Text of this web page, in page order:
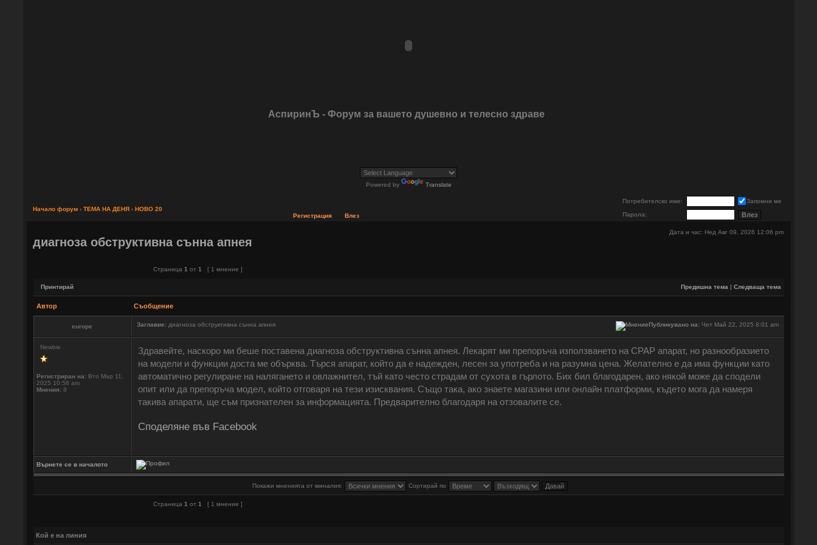
АспиринЪ - Форум за вашето душевно и телесно здраве
Powered by Translate
Потребителско име:
Запомни ме
Парола:
Начало форум ‹ ТЕМА НА ДЕНЯ ‹ НОВО 20
Регистрация
Влез
Дата и час: Нед Авг 09, 2026 12:06 pm
диагноза обструктивна сънна апнея
Страница 1 от 1 [ 1 мнение ]
Принтирай Предишна тема | Следваща тема
Автор Съобщение
europe Заглавие:диагноза обструктивна сънна апнея Публикувано на:Чет Май 22, 2025 8:01 am
Newbie
Регистриран на:Вто Мар 11,
2025 10:58 am
Мнения:8
Здравейте, наскоро ми беше поставена диагноза обструктивна сънна апнея. Лекарят ми препоръча използването на CPAP апарат, но разнообразието
на модели и функции доста ме обърква. Търся апарат, който да е надежден, лесен за употреба и на разумна цена. Желателно е да има функции като
автоматично регулиране на налягането и овлажнител, тъй като често страдам от сухота в гърлото. Бих бил благодарен, ако някой може да сподели
опит или да препоръча модел, който отговаря на тези изисквания. Също така, ако знаете магазини или онлайн платформи, където мога да намеря
такива апарати, ще съм признателен за информацията. Предварително благодаря на отзовалите се.
Споделяне във Facebook
Върнете се в началото
Покажи мненията от миналия: Сортирай по
Страница 1 от 1 [ 1 мнение ]
Кой е на линия